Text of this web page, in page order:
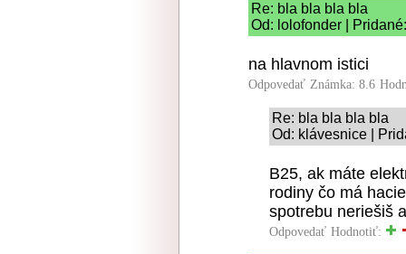
Re: bla bla bla bla
Od: lolofonder |
na hlavnom istici
Odpovedať Známka: 8.6
Re: bla bla bla bla
Od: klávesnice |
B25, ak máte
rodiny čo má
spotrebu neriešiš
Odpovedať Hodnotiť: